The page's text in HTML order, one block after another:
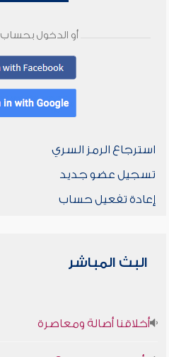
أو الدخول بحساب
استرجاع الرمز السري
تسجيل عضو جديد
إعادة تفعيل حساب
البث المباشر
أخلاقنا أصالة ومعاصرة